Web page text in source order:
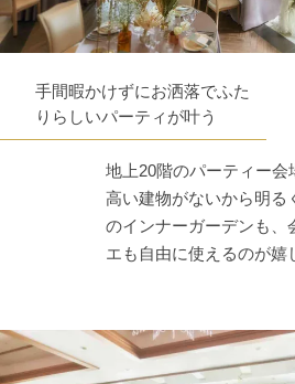
手間暇かけずにお洒落でふた
りらしいパーティが叶う
地上20階のパーティー会
高い建物がないから明る
のインナーガーデンも、
エも自由に使えるのが嬉